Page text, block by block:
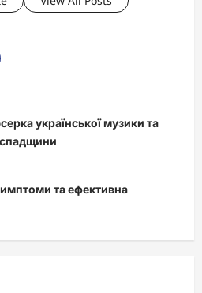
української музики та
спадщини
та ефективна